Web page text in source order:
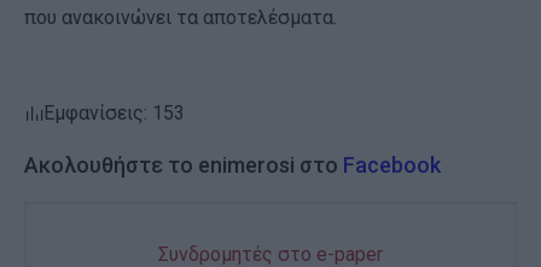
που ανακοινώνει τα αποτελέσματα.
Εμφανίσεις: 153
Ακολουθήστε το enimerosi στο Facebook
Συνδρομητές στο e-paper